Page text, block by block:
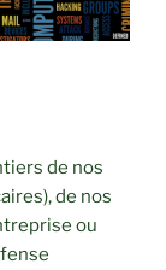
de nos
de nos
ou